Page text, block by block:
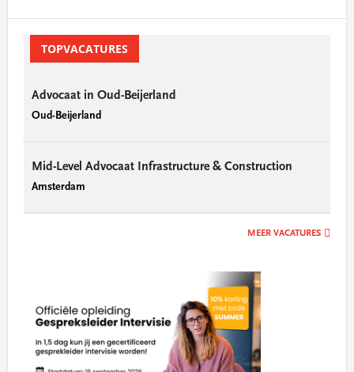
SidebarTOPVACATURES
Advocaat in Oud-Beijerland
Oud-Beijerland
Mid-Level Advocaat Infrastructure & Construction
Amsterdam
MEER VACATURES